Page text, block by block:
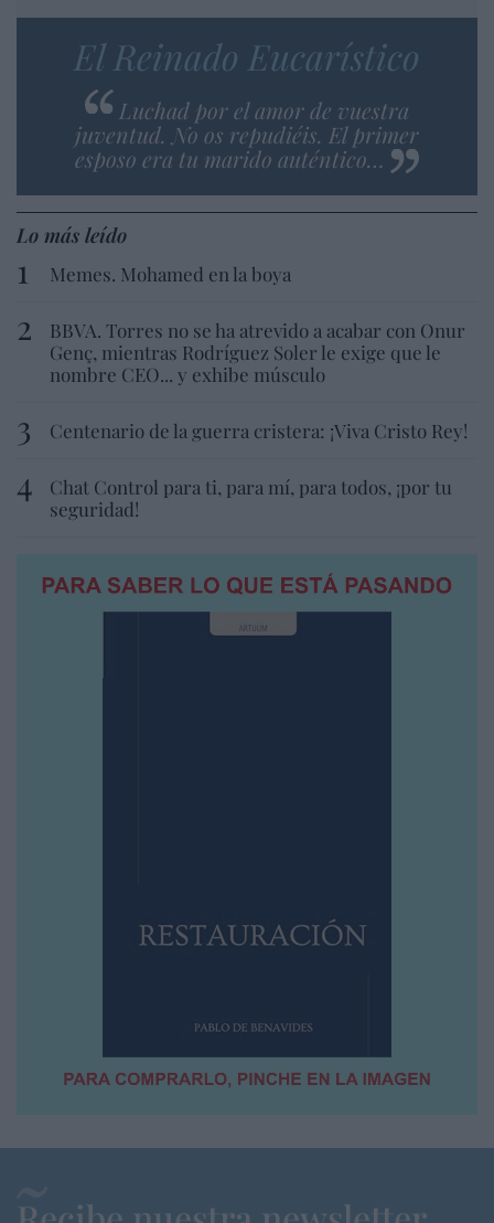
El Reinado Eucarístico
Luchad por el amor de vuestra
juventud. No os repudiéis. El primer
esposo era tu marido auténtico…
Lo más leído
Memes. Mohamed en la boya
BBVA. Torres no se ha atrevido a acabar con Onur
Genç, mientras Rodríguez Soler le exige que le
nombre CEO... y exhibe músculo
Centenario de la guerra cristera: ¡Viva Cristo Rey!
Chat Control para ti, para mí, para todos, ¡por tu
seguridad!